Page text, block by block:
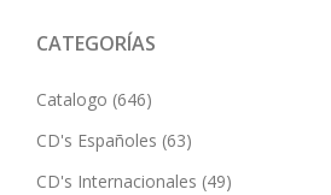
CATEGORÍAS
Catalogo (646)
CD's Españoles (63)
CD's Internacionales (49)